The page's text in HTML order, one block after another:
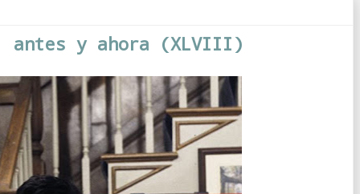
antes y ahora (XLVIII)